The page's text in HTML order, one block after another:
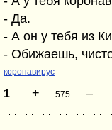
- Да.
- А он у тебя из
- Обижаешь,
коронавирус
1 + 575 –